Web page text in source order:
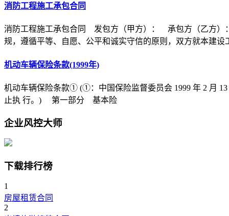
消防工程施工承包合同
消防工程施工承包合同 发包方（甲方）： 承包方（乙方）
规，遵循平等、自愿、公平和诚实守信的原则，双方就本建设
机动车辆保险条款(1999年)
机动车辆保险条款① (①：中国保险监督委员会 1999 年 2 月
止执 行。) 第一部分 基本险
企业风控大师
下载排行榜
1
房屋租赁合同
2